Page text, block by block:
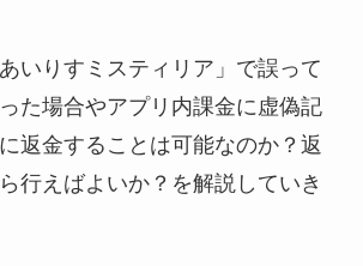
いりすミスティリア」で誤って
た場合やアプリ内課金に虚偽記
返金することは可能なのか？返
行えばよいか？を解説していき